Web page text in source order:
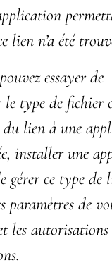
lien n’a été
essayer de
le type de fichier
du lien à une
installer une
gérer ce type de
paramètres de
les autorisations